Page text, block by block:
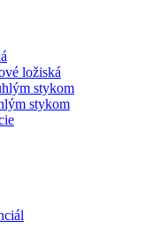
ložiská
stykom
stykom